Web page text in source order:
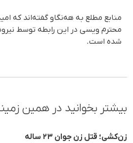
منابع مطلع به هه‌نگاو گفته‌اند که
محترم ویسی در این رابطه توسط
شده است.
بیشتر بخوانید در همین
زن‌کشی؛ قتل زن جوان ۲۳ ساله